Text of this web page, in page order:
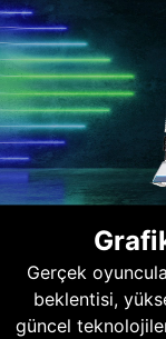
Gerçek
beklentisi,
güncel